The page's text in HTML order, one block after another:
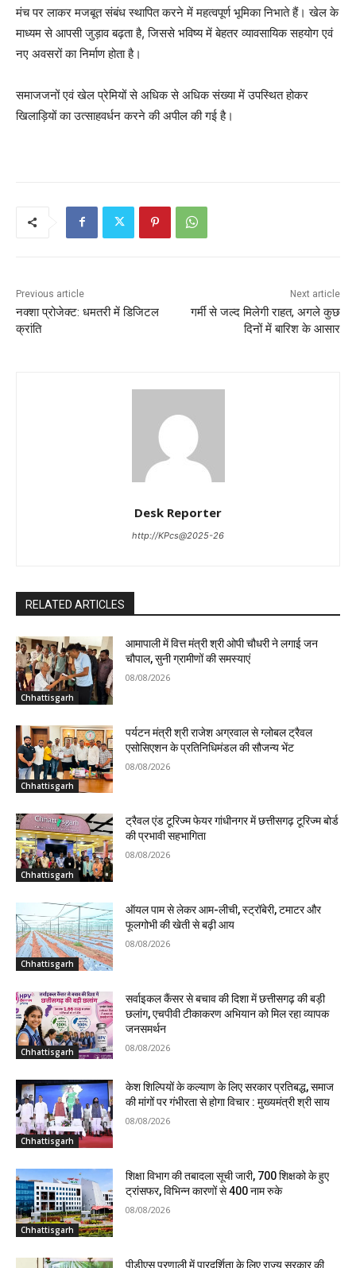
मंच पर लाकर मजबूत संबंध स्थापित करने में महत्वपूर्ण भूमिका निभाते हैं। खेल के
माध्यम से आपसी जुड़ाव बढ़ता है, जिससे भविष्य में बेहतर व्यावसायिक सहयोग एवं
नए अवसरों का निर्माण होता है।
समाजजनों एवं खेल प्रेमियों से अधिक से अधिक संख्या में उपस्थित होकर
खिलाड़ियों का उत्साहवर्धन करने की अपील की गई है।
Previous article
​नक्शा प्रोजेक्ट: धमतरी में डिजिटल
क्रांति
Next article
गर्मी से जल्द मिलेगी राहत, अगले कुछ
दिनों में बारिश के आसार
Desk Reporter
http://KPcs@2025-26
RELATED ARTICLES
Chhattisgarh
आमापाली में वित्त मंत्री श्री ओपी चौधरी ने लगाई जन
चौपाल, सुनी ग्रामीणों की समस्याएं
08/08/2026
Chhattisgarh
पर्यटन मंत्री श्री राजेश अग्रवाल से ग्लोबल ट्रैवल
एसोसिएशन के प्रतिनिधिमंडल की सौजन्य भेंट
08/08/2026
Chhattisgarh
ट्रैवल एंड टूरिज्म फेयर गांधीनगर में छत्तीसगढ़ टूरिज्म बोर्ड
की प्रभावी सहभागिता
08/08/2026
Chhattisgarh
ऑयल पाम से लेकर आम-लीची, स्ट्रॉबेरी, टमाटर और
फूलगोभी की खेती से बढ़ी आय
08/08/2026
Chhattisgarh
सर्वाइकल कैंसर से बचाव की दिशा में छत्तीसगढ़ की बड़ी
छलांग, एचपीवी टीकाकरण अभियान को मिल रहा व्यापक
जनसमर्थन
08/08/2026
Chhattisgarh
केश शिल्पियों के कल्याण के लिए सरकार प्रतिबद्ध, समाज
की मांगों पर गंभीरता से होगा विचार : मुख्यमंत्री श्री साय
08/08/2026
Chhattisgarh
शिक्षा विभाग की तबादला सूची जारी, 700 शिक्षको के हुए
ट्रांसफर, विभिन्न कारणों से 400 नाम रुके
08/08/2026
पीडीएस प्रणाली में पारदर्शिता के लिए राज्य सरकार की